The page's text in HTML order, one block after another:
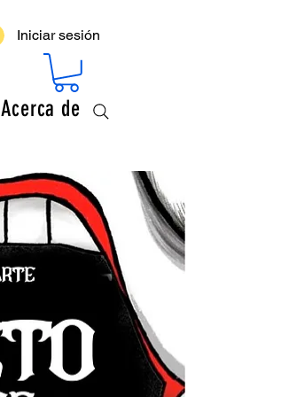
Iniciar sesión
Acerca de